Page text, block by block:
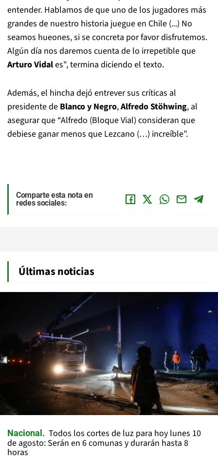
entender. Hablamos de que uno de los jugadores más
grandes de nuestro historia juegue en Chile (...) No
seamos hueones, si se concreta por favor disfrutemos.
Algún día nos daremos cuenta de lo irrepetible que
Arturo Vidales", termina diciendo el texto.
Además, el hincha dejó entrever sus críticas al
presidente de Blanco y Negro,Alfredo Stöhwing, al
asegurar que “Alfredo (Bloque Vial) consideran que
debiese ganar menos que Lezcano (…) increíble”.
Comparte esta nota en
redes sociales:
Últimas noticias
Nacional
Todos los cortes de luz para hoy lunes 10
de agosto: Serán en 6 comunas y durarán hasta 8
horas